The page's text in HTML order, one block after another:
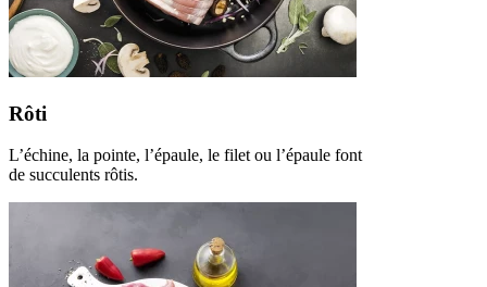
Rôti
L’échine, la pointe, l’épaule, le filet ou l’épaule font
de succulents rôtis.